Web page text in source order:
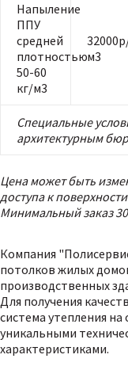
Напыление
ППУ
средней
плотностью
50-60
кг/м3
м3
Специальные
архитектурным
Цена может быть
доступа к
Минимальный заказ
Компания
потолков жилых
производственных
Для получения
система утепления
уникальными
характеристиками.